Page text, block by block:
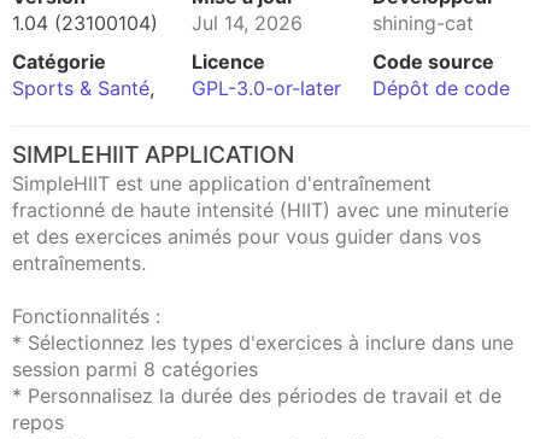
1.04 (23100104)
Jul 14, 2026
shining-cat
Catégorie
Sports & Santé,
Licence
GPL-3.0-or-later
Code source
Dépôt de code
SIMPLEHIIT APPLICATION
SimpleHIIT est une application d'entraînement
fractionné de haute intensité (HIIT) avec une minuterie
et des exercices animés pour vous guider dans vos
entraînements.
Fonctionnalités :
* Sélectionnez les types d'exercices à inclure dans une
session parmi 8 catégories
* Personnalisez la durée des périodes de travail et de
repos